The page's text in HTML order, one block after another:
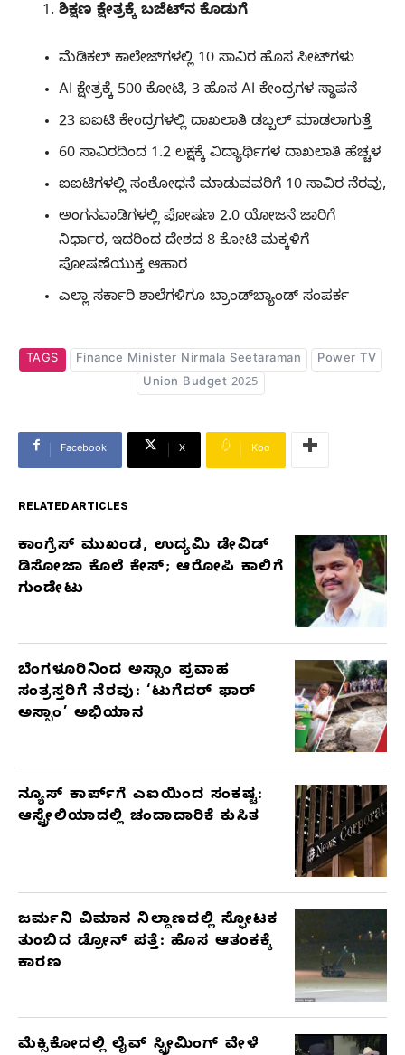
ಶಿಕ್ಷಣ ಕ್ಷೇತ್ರಕ್ಕೆ ಬಜೆಟ್​ನ ಕೊಡುಗೆ
ಮೆಡಿಕಲ್​ ಕಾಲೇಜ್​ಗಳಲ್ಲಿ 10 ಸಾವಿರ ಹೊಸ ಸೀಟ್​ಗಳು
AI ಕ್ಷೇತ್ರಕ್ಕೆ 500 ಕೋಟಿ, 3 ಹೊಸ AI ಕೇಂದ್ರಗಳ ಸ್ಥಾಪನೆ
23 ಐಐಟಿ ಕೇಂದ್ರಗಳಲ್ಲಿ ದಾಖಲಾತಿ ಡಬ್ಬಲ್​ ಮಾಡಲಾಗುತ್ತೆ
60 ಸಾವಿರದಿಂದ 1.2 ಲಕ್ಷಕ್ಕೆ ವಿದ್ಯಾರ್ಥಿಗಳ ದಾಖಲಾತಿ ಹೆಚ್ಚಳ
ಐಐಟಿಗಳಲ್ಲಿ ಸಂಶೋಧನೆ ಮಾಡುವವರಿಗೆ 10 ಸಾವಿರ ನೆರವು,
ಅಂಗನವಾಡಿಗಳಲ್ಲಿ ಪೋಷಣ 2.0 ಯೋಜನೆ ಜಾರಿಗೆ
ನಿರ್ಧಾರ, ಇದರಿಂದ ದೇಶದ 8 ಕೋಟಿ ಮಕ್ಕಳಿಗೆ
ಪೋಷಣೆಯುಕ್ತ ಆಹಾರ
ಎಲ್ಲಾ ಸರ್ಕಾರಿ ಶಾಲೆಗಳಿಗೂ ಬ್ರಾಂಡ್‌ಬ್ಯಾಂಡ್ ಸಂಪರ್ಕ
TAGS Finance Minister Nirmala Seetaraman
Power TV
Union Budget 2025
Facebook X Koo
RELATED ARTICLES
RELATED
ಕಾಂಗ್ರೆಸ್‌ ಮುಖಂಡ, ಉದ್ಯಮಿ ಡೇವಿಡ್‌
ಡಿಸೋಜಾ ಕೊಲೆ ಕೇಸ್;‌ ಆರೋಪಿ ಕಾಲಿಗೆ
ಗುಂಡೇಟು
ಬೆಂಗಳೂರಿನಿಂದ ಅಸ್ಸಾಂ ಪ್ರವಾಹ
ಸಂತ್ರಸ್ತರಿಗೆ ನೆರವು: ‘ಟುಗೆದರ್ ಫಾರ್
ಅಸ್ಸಾಂ’ ಅಭಿಯಾನ
ನ್ಯೂಸ್ ಕಾರ್ಪ್‌ಗೆ ಎಐಯಿಂದ ಸಂಕಷ್ಟ:
ಆಸ್ಟ್ರೇಲಿಯಾದಲ್ಲಿ ಚಂದಾದಾರಿಕೆ ಕುಸಿತ
ಜರ್ಮನಿ ವಿಮಾನ ನಿಲ್ದಾಣದಲ್ಲಿ ಸ್ಫೋಟಕ
ತುಂಬಿದ ಡ್ರೋನ್ ಪತ್ತೆ: ಹೊಸ ಆತಂಕಕ್ಕೆ
ಕಾರಣ
ಮೆಕ್ಸಿಕೋದಲ್ಲಿ ಲೈವ್ ಸ್ಟ್ರೀಮಿಂಗ್ ವೇಳೆ